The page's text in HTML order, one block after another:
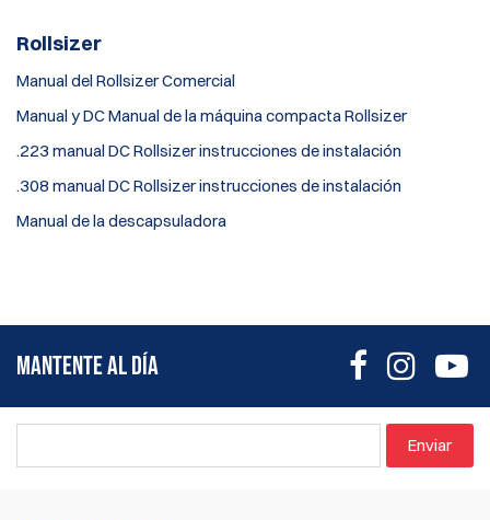
Rollsizer
Manual del Rollsizer Comercial
Manual y DC Manual de la máquina compacta Rollsizer
.223 manual DC Rollsizer instrucciones de instalación
.308 manual DC Rollsizer instrucciones de instalación
Manual de la descapsuladora
MANTENTE AL DÍA
Enviar